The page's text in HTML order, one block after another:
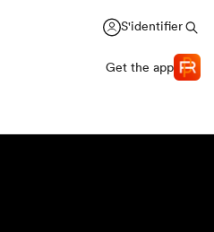
S'identifier
Get the app